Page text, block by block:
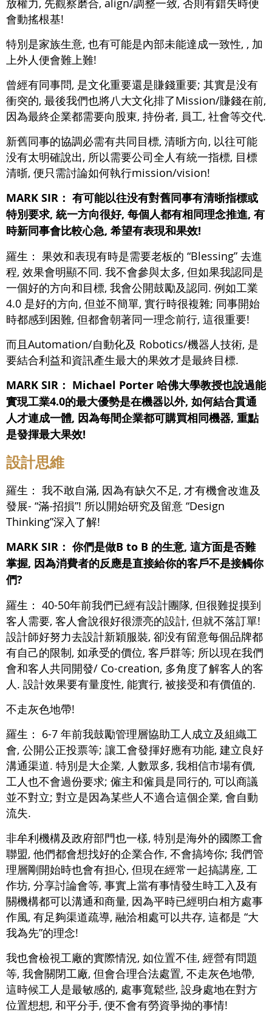
放權力, 先觀察磨合, align/調整一致, 否則有錯失時便
會動搖根基!
特別是家族生意, 也有可能是內部未能達成一致性, , 加
上外人便會難上難!
曾經有同事問, 是文化重要還是賺錢重要; 其實是没有
衝突的, 最後我們也將八大文化排了Mission/賺錢在前,
因為最終企業都需要向股東, 持份者, 員工, 社會等交代.
新舊同事的協調必需有共同目標, 清晣方向, 以往可能
没有太明確說出, 所以需要公司全人有統一指標, 目標
清晣, 便只需討論如何執行mission/vision!
MARK SIR： 有可能以往没有對舊同事有清晣指標或
特別要求, 統一方向很好, 每個人都有相同理念推進, 有
時新同事會比較心急, 希望有表現和果效!
羅生： 果效和表現有時是需要老板的 “Blessing” 去進
程, 效果會明顯不同. 我不會參與太多, 但如果我認同是
一個好的方向和目標, 我會公開鼓勵及認同. 例如工業
4.0 是好的方向, 但並不簡單, 實行時很複雜; 同事開始
時都感到困難, 但都會朝著同一理念前行, 這很重要!
而且Automation/自動化及 Robotics/機器人技術, 是
要結合利益和資訊產生最大的果效才是最終目標.
MARK SIR： Michael Porter 哈佛大學教授也說過能
實現工業4.0的最大優勢是在機器以外, 如何結合貫通
人才連成一體, 因為每間企業都可購買相同機器, 重點
是發揮最大果效!
設計思維
羅生： 我不敢自滿, 因為有缺欠不足, 才有機會改進及
發展- “滿-招損”! 所以開始研究及留意 “Design
Thinking”深入了解!
MARK SIR： 你們是做B to B 的生意, 這方面是否難
掌握, 因為消費者的反應是直接給你的客戶不是接觸你
們?
羅生： 40-50年前我們已經有設計團隊, 但很難捉摸到
客人需要, 客人會說很好很漂亮的設計, 但就不落訂單!
設計師好努力去設計新穎服裝, 卻没有留意每個品牌都
有自己的限制, 如承受的價位, 客戶群等; 所以現在我們
會和客人共同開發/ Co-creation, 多角度了解客人的客
人. 設計效果要有量度性, 能實行, 被接受和有價值的.
不走灰色地帶!
羅生： 6-7 年前我鼓勵管理層協助工人成立及組織工
會, 公開公正投票等; 讓工會發揮好應有功能, 建立良好
溝通渠道. 特別是大企業, 人數眾多, 我相信市場有價,
工人也不會過份要求; 僱主和僱員是同行的, 可以商議
並不對立; 對立是因為某些人不適合這個企業, 會自動
流失.
非牟利機構及政府部門也一樣, 特別是海外的國際工會
聯盟, 他們都會想找好的企業合作, 不會搞垮你; 我們管
理層剛開始時也會有担心, 但現在經常一起搞講座, 工
作坊, 分享討論會等, 事實上當有事情發生時工入及有
關機構都可以溝通和商量, 因為平時已經明白相方處事
作風, 有足夠渠道疏導, 融洽相處可以共存, 這都是 “大
我為先”的理念!
我也會檢視工廠的實際情況, 如位置不佳, 經營有問題
等, 我會關閉工廠, 但會合理合法處置, 不走灰色地帶,
這時候工人是最敏感的, 處事寬鬆些, 設身處地在對方
位置想想, 和平分手, 便不會有勞資爭拗的事情!